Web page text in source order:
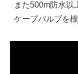
また500m防水以
ケープバルブを